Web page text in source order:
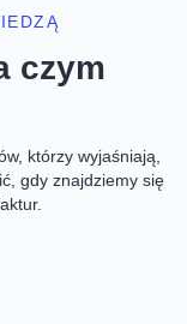
czym
którzy wyjaśniają,
gdy znajdziemy się